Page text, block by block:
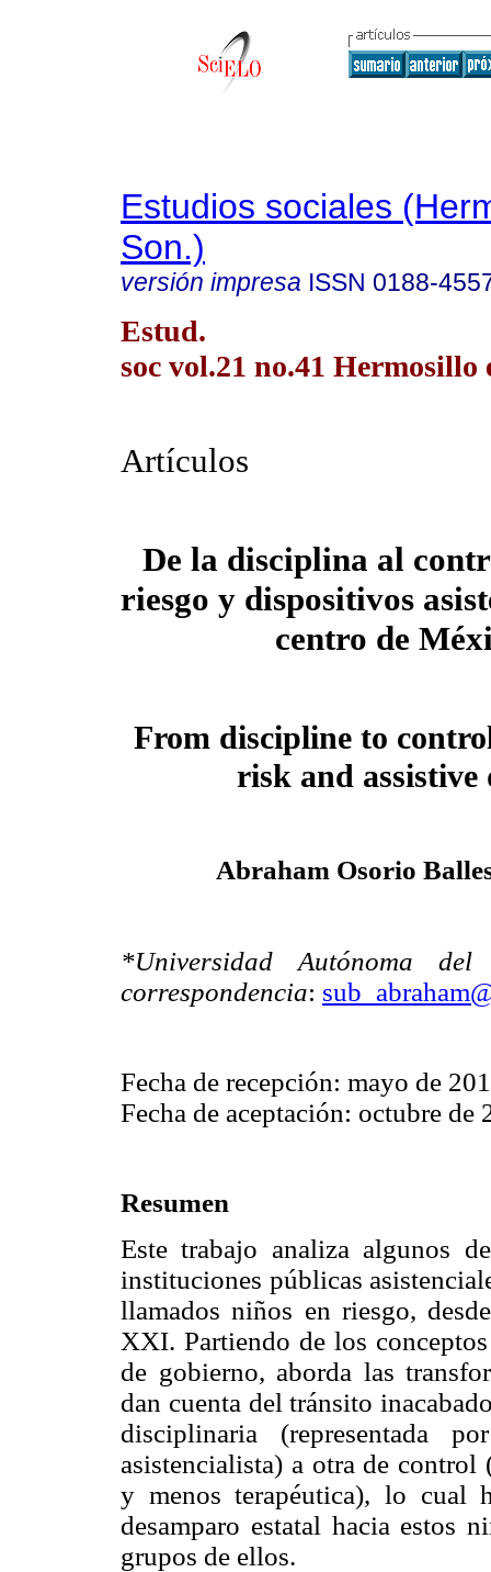
Estudios sociales
Son.)
versión impresa ISSN 0188-
Estud.
soc vol.21 no.41 Hermosillo
Artículos
De la disciplina al
riesgo y dispositivos
centro de
From discipline to
risk and assistive
Abraham Osorio
*Universidad Autónoma
correspondencia:
Fecha de recepción: mayo de
Fecha de aceptación: octubre de
Resumen
Este trabajo analiza algunos
instituciones públicas
llamados niños en riesgo,
XXI. Partiendo de los
de gobierno, aborda las
dan cuenta del tránsito
disciplinaria (representada
asistencialista) a otra de control
y menos terapéutica), lo cual
desamparo estatal hacia estos
grupos de ellos.